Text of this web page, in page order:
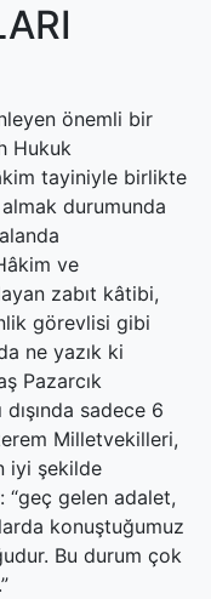
önemli bir
Hukuk
tayiniyle birlikte
durumunda
ve
zabıt kâtibi,
görevlisi gibi
ne yazık ki
Pazarcık
sadece 6
Milletvekilleri,
iyi şekilde
gelen adalet,
konuştuğumuz
Bu durum çok